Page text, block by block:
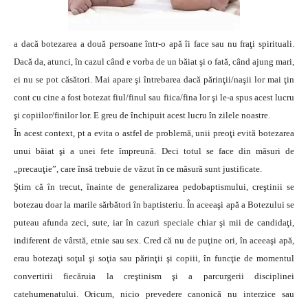
a dacă botezarea a două persoane într-o apă îi face sau nu fraţi spirituali.
Dacă da, atunci, în cazul când e vorba de un băiat şi o fată, când ajung mari,
ei nu se pot căsători. Mai apare şi întrebarea dacă părinţii/naşii lor mai ţin
cont cu cine a fost botezat fiul/finul sau fiica/fina lor şi le-a spus acest lucru
şi copiilor/finilor lor. E greu de închipuit acest lucru în zilele noastre.
În acest context, pt a evita o astfel de problemă, unii preoţi evită botezarea
unui băiat şi a unei fete împreună. Deci totul se face din măsuri de
„precauţie”, care însă trebuie de văzut în ce măsură sunt justificate.
Ştim că în trecut, înainte de generalizarea pedobaptismului, creştinii se
botezau doar la marile sărbători în baptisteriu. În aceeaşi apă a Botezului se
puteau afunda zeci, sute, iar în cazuri speciale chiar şi mii de candidaţi,
indiferent de vârstă, etnie sau sex. Cred că nu de puţine ori, în aceeaşi apă,
erau botezaţi soţul şi soţia sau părinţii şi copiii, în funcţie de momentul
convertirii fiecăruia la creştinism şi a parcurgerii disciplinei
catehumenatului. Oricum, nicio prevedere canonică nu interzice sau